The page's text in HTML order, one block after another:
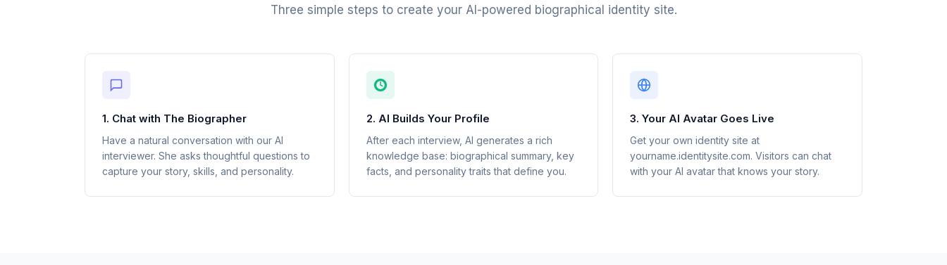
Three simple steps to create your AI-powered biographical identity site.
1. Chat with The Biographer
Have a natural conversation with our AI
interviewer. She asks thoughtful questions to
capture your story, skills, and personality.
2. AI Builds Your Profile
After each interview, AI generates a rich
knowledge base: biographical summary, key
facts, and personality traits that define you.
3. Your AI Avatar Goes Live
Get your own identity site at
yourname.identitysite.com. Visitors can chat
with your AI avatar that knows your story.